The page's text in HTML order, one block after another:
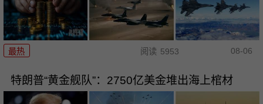
最热 阅读 5953 08-06
特朗普“黄金舰队”：2750亿美金堆出海上棺材